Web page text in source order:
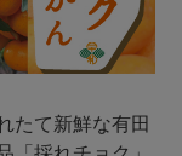
たて新鮮な有田